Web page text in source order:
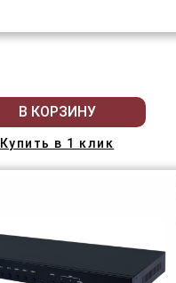
В КОРЗИНУ
Купить в 1 клик